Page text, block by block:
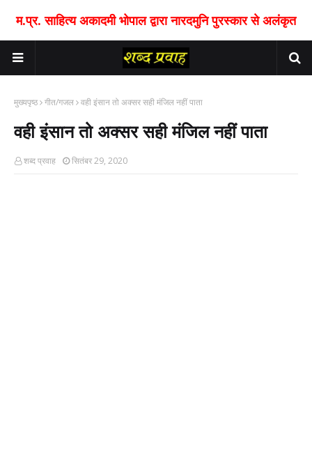
म.प्र. साहित्य अकादमी भोपाल द्वारा नारदमुनि पुरस्कार से अलंकृत
मुख्यपृष्ठ गीत/गजल वही इंसान तो अक्सर सही मंजिल नहीं पाता
वही इंसान तो अक्सर सही मंजिल नहीं पाता
शब्द प्रवाह सितंबर 29, 2020